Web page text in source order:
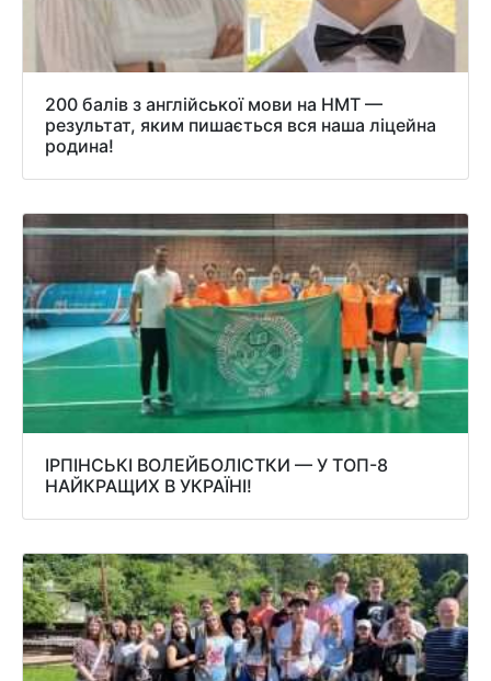
200 балів з англійської мови на НМТ —
результат, яким пишається вся наша ліцейна
родина!
ІРПІНСЬКІ ВОЛЕЙБОЛІСТКИ — У ТОП-8
НАЙКРАЩИХ В УКРАЇНІ!